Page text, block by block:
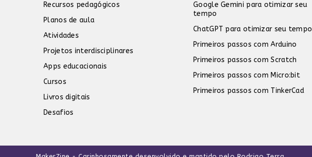
Recursos pedagógicos
Planos de aula
Atividades
Projetos interdisciplinares
Apps educacionais
Cursos
Livros digitais
Desafios
Google Gemini para otimizar seu
tempo
ChatGPT para otimizar seu tempo
Primeiros passos com Arduino
Primeiros passos com Scratch
Primeiros passos com Micro:bit
Primeiros passos com TinkerCad